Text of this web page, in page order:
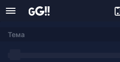
Тема